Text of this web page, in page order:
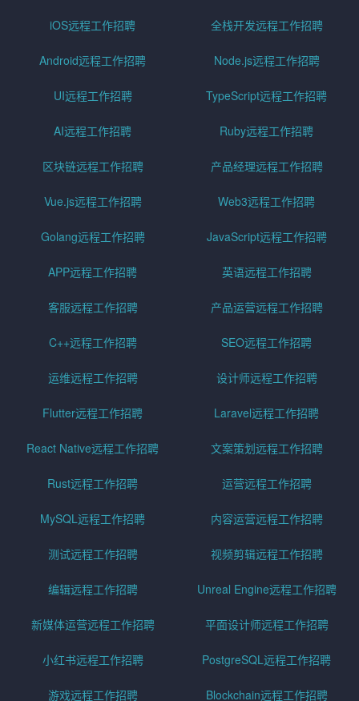
iOS远程工作招聘 全栈开发远程工作招聘
Android远程工作招聘 Node.js远程工作招聘
UI远程工作招聘 TypeScript远程工作招聘
AI远程工作招聘 Ruby远程工作招聘
区块链远程工作招聘 产品经理远程工作招聘
Vue.js远程工作招聘 Web3远程工作招聘
Golang远程工作招聘 JavaScript远程工作招聘
APP远程工作招聘 英语远程工作招聘
客服远程工作招聘 产品运营远程工作招聘
C++远程工作招聘 SEO远程工作招聘
运维远程工作招聘 设计师远程工作招聘
Flutter远程工作招聘 Laravel远程工作招聘
React Native远程工作招聘 文案策划远程工作招聘
Rust远程工作招聘 运营远程工作招聘
MySQL远程工作招聘 内容运营远程工作招聘
测试远程工作招聘 视频剪辑远程工作招聘
编辑远程工作招聘 Unreal Engine远程工作招聘
新媒体运营远程工作招聘 平面设计师远程工作招聘
小红书远程工作招聘 PostgreSQL远程工作招聘
游戏远程工作招聘 Blockchain远程工作招聘